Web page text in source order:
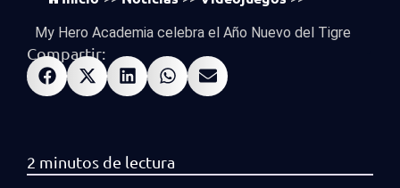
My Hero Academia celebra el Año Nuevo del Tigre
Compartir: